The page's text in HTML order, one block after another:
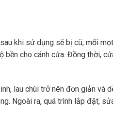
khi sử dụng sẽ bị cũ, mối
cho cánh cửa. Đồng thời,
lau chùi trở nên đơn giản và
Ngoài ra, quá trình lắp đặt,